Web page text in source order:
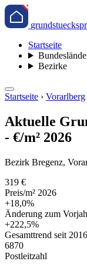
Startseite
Bezirke
Startseite › Vorarlberg
Aktuelle
- €/m² 2026
Bezirk Bregenz,
319 €
Preis/m² 2026
+18,0%
Änderung zum
+222,5%
Gesamttrend seit 2016
6870
Postleitzahl